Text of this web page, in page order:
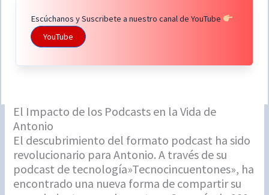
Escúchanos y Suscribete a nuestro canal de YouTube
YouTube
El Impacto de los Podcasts en la Vida de
Antonio
El descubrimiento del formato podcast ha sido
revolucionario para Antonio. A través de su
podcast de tecnología»Tecnocincuentones», ha
encontrado una nueva forma de compartir su